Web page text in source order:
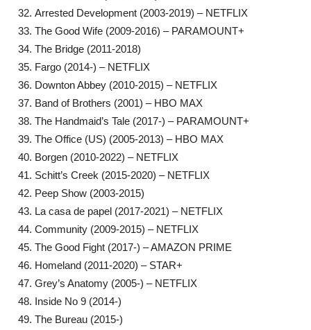
Arrested Development (2003-2019) – NETFLIX
The Good Wife (2009-2016) – PARAMOUNT+
The Bridge (2011-2018)
Fargo (2014-) – NETFLIX
Downton Abbey (2010-2015) – NETFLIX
Band of Brothers (2001) – HBO MAX
The Handmaid’s Tale (2017-) – PARAMOUNT+
The Office (US) (2005-2013) – HBO MAX
Borgen (2010-2022) – NETFLIX
Schitt’s Creek (2015-2020) – NETFLIX
Peep Show (2003-2015)
La casa de papel (2017-2021) – NETFLIX
Community (2009-2015) – NETFLIX
The Good Fight (2017-) – AMAZON PRIME
Homeland (2011-2020) – STAR+
Grey’s Anatomy (2005-) – NETFLIX
Inside No 9 (2014-)
The Bureau (2015-)